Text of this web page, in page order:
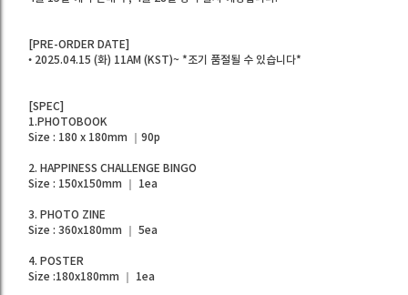
[PRE-ORDER DATE]
• 2025.04.15 (화) 11AM (KST)~ *조기 품절될 수 있습니다*
[SPEC]
1.PHOTOBOOK
Size : 180 x 180mm ｜90p
2. HAPPINESS CHALLENGE BINGO
Size : 150x150mm ｜ 1ea
3. PHOTO ZINE
Size : 360x180mm ｜ 5ea
4. POSTER
Size :180x180mm ｜ 1ea